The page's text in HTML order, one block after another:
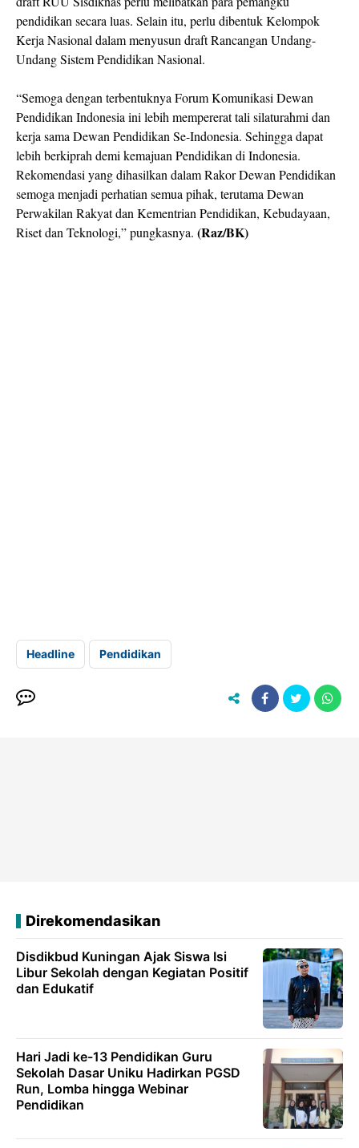
pendidikan secara luas. Selain itu, perlu dibentuk Kelompok
Kerja Nasional dalam menyusun draft Rancangan Undang-
Undang Sistem Pendidikan Nasional.
“Semoga dengan terbentuknya Forum Komunikasi Dewan
Pendidikan Indonesia ini lebih mempererat tali silaturahmi dan
kerja sama Dewan Pendidikan Se-Indonesia. Sehingga dapat
lebih berkiprah demi kemajuan Pendidikan di Indonesia.
Rekomendasi yang dihasilkan dalam Rakor Dewan Pendidikan
semoga menjadi perhatian semua pihak, terutama Dewan
Perwakilan Rakyat dan Kementrian Pendidikan, Kebudayaan,
Riset dan Teknologi,” pungkasnya. (Raz/BK)
Headline Pendidikan
Direkomendasikan
Disdikbud Kuningan Ajak Siswa Isi
Libur Sekolah dengan Kegiatan Positif
dan Edukatif
Hari Jadi ke-13 Pendidikan Guru
Sekolah Dasar Uniku Hadirkan PGSD
Run, Lomba hingga Webinar
Pendidikan